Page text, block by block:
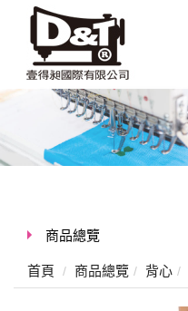
商品總覽
首頁 商品總覽 背心